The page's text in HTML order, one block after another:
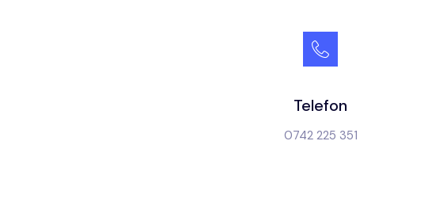
Telefon
0742 225 351